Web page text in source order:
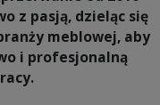
z pasją, dzieląc się
meblowej, aby
i profesjonalną